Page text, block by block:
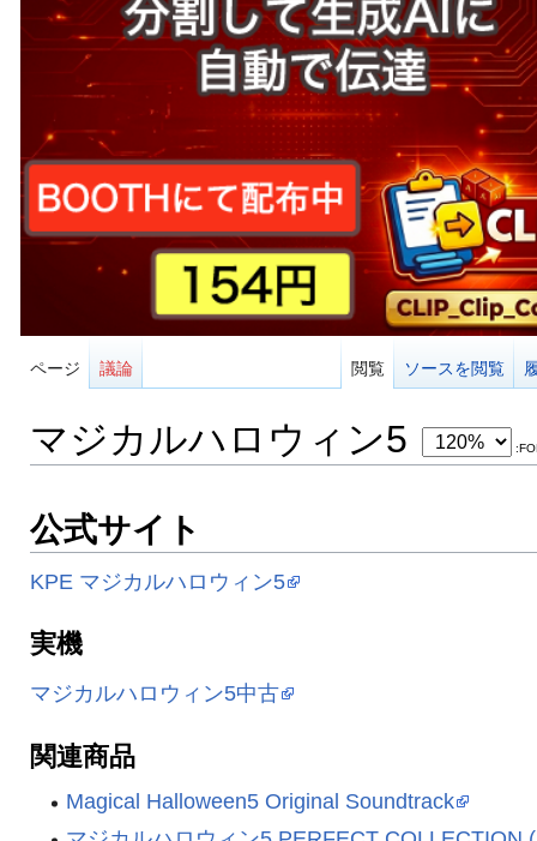
ページ 議論 閲覧 ソースを閲覧
マジカルハロウィン5
公式サイト
KPE マジカルハロウィン5
実機
マジカルハロウィン5中古
関連商品
Magical Halloween5 Original Soundtrack